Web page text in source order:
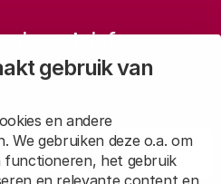
gebruik van
en andere
We gebruiken deze o.a. om
functioneren, het gebruik
en relevante content en
nieuwsbrief
ontvangen van ons laatste
achter.
Aanmelden